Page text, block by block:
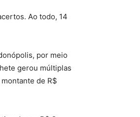
Ao todo, 14
por meio
gerou múltiplas
de R$